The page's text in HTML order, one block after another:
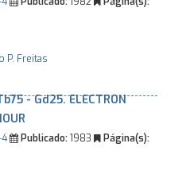
P. Freitas
- Gd25. ELECTRON
Publicado:1983
Página(s):